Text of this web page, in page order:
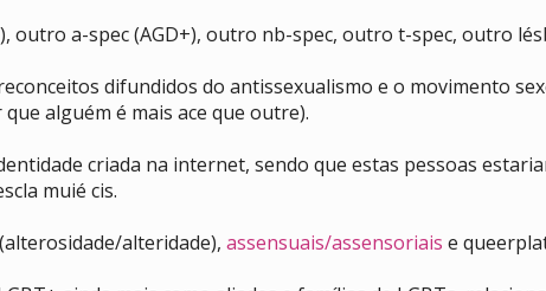
outro a-spec (AGD+), outro nb-spec, outro t-spec, outro
difundidos do antissexualismo e o movimento
alguém é mais ace que outre).
criada na internet, sendo que estas pessoas
muié cis.
alteridade), assensuais/assensoriais e